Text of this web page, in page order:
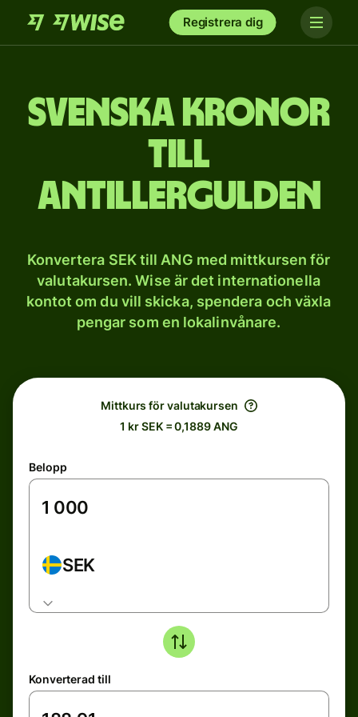
Registrera dig
Svenska kronor
till
antillergulden
Konvertera SEK till ANG med mittkursen för
valutakursen. Wise är det internationella
kontot om du vill skicka, spendera och växla
pengar som en lokalinvånare.
Mittkurs för valutakursen
1 kr SEK = 0,1889 ANG
Belopp
SEK
Konverterad till